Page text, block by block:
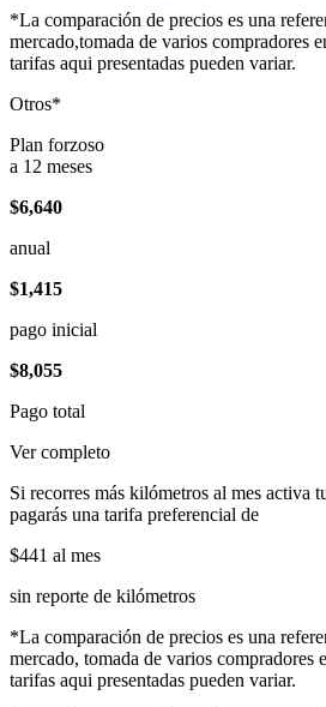
*La comparación de precios es una
mercado,tomada de varios compradores
tarifas aqui presentadas pueden variar.
Otros*
Plan forzoso
a 12 meses
$6,640
anual
$1,415
pago inicial
$8,055
Pago total
Ver completo
Si recorres más kilómetros al mes activa
pagarás una tarifa preferencial de
$441 al mes
sin reporte de kilómetros
*La comparación de precios es una
mercado, tomada de varios compradores
tarifas aqui presentadas pueden variar.